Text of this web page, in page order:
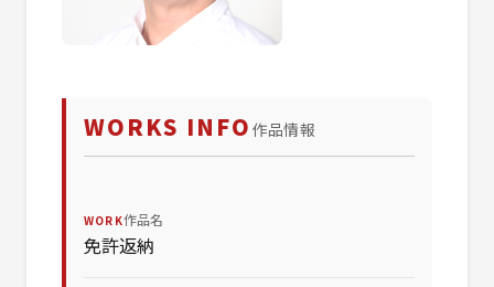
WORKS INFO 作品情報
WORK作品名
免許返納